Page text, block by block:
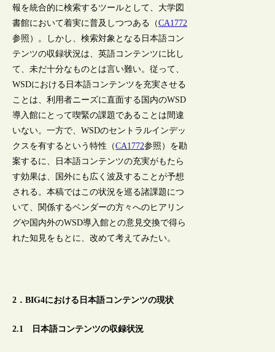
報を統合的に検索するツールとして、大学図
書館において着実に普及しつつある（CA1772
参照）。しかし、検索対象となる日本語コン
テンツの収録状況は、英語コンテンツに比し
て、未だ十分なものとは言い難い。従って、
WSDにおける日本語コンテンツを充実させる
ことは、利用者ニーズに直面する国内のWSD
導入館にとって喫緊の課題であることは間違
いない。一方で、WSDのセントラルインデッ
クスを有するという特性（CA1772参照）を勘
案するに、日本語コンテンツの充実がもたら
す効果は、国外にも広く波及することが予想
される。本稿ではこの状況を巡る諸課題につ
いて、関係するベンダーの方々へのヒアリン
グや国内外のWSD導入館との意見交換で得ら
れた知見をもとに、改めて考えてみたい。
2．BIG4における日本語コンテンツの現状
2.1 日本語コンテンツの収録状況